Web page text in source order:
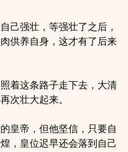
己强壮，等强壮了之后，
供养自身，这才有了后来
着这条路子走下去，大清
次壮大起来。
皇帝，但他坚信，只要自
，皇位迟早还会落到自己